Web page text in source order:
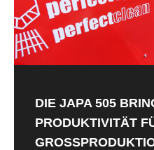
DIE JAPA 505
PRODUKTIVITÄT